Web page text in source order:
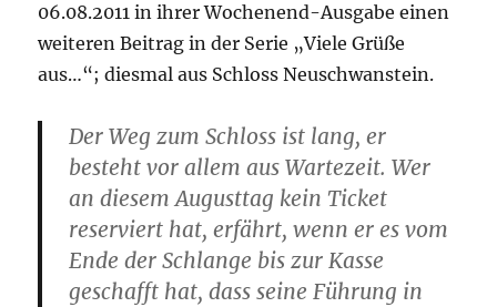
06.08.2011 in ihrer Wochenend-Ausgabe einen
weiteren Beitrag in der Serie „Viele Grüße
aus…“; diesmal aus Schloss Neuschwanstein.
Der Weg zum Schloss ist lang, er
besteht vor allem aus Wartezeit. Wer
an diesem Augusttag kein Ticket
reserviert hat, erfährt, wenn er es vom
Ende der Schlange bis zur Kasse
geschafft hat, dass seine Führung in